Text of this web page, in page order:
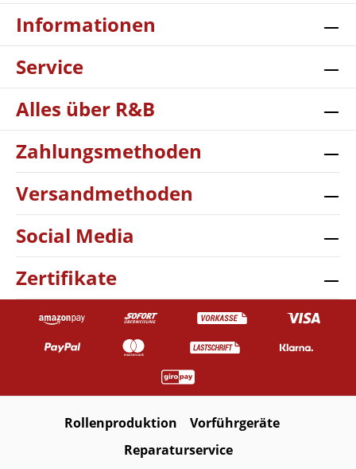
Informationen
Service
Alles über R&B
Zahlungsmethoden
Versandmethoden
Social Media
Zertifikate
Rollenproduktion
Vorführgeräte
Reparaturservice